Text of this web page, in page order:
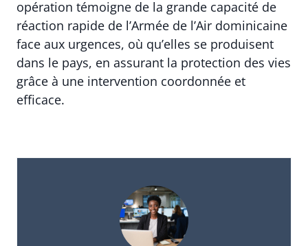
opération témoigne de la grande capacité de
réaction rapide de l’Armée de l’Air dominicaine
face aux urgences, où qu’elles se produisent
dans le pays, en assurant la protection des vies
grâce à une intervention coordonnée et
efficace.